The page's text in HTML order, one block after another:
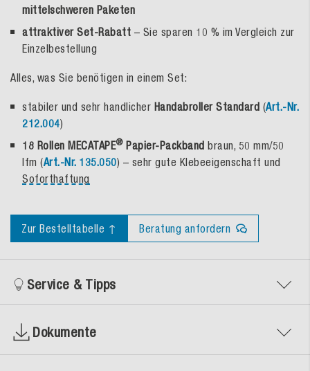
mittelschweren Paketen
attraktiver Set-Rabatt – Sie sparen 10 % im Vergleich zur
Einzelbestellung
Alles, was Sie benötigen in einem Set:
stabiler und sehr handlicher Handabroller Standard (Art.-Nr.
212.004)
18 Rollen MECATAPE®Papier-Packband braun, 50 mm/50
lfm (Art.-Nr. 135.050) – sehr gute Klebeeigenschaft und
Soforthaftung
Zur Bestelltabelle ↑ Beratung anfordern
Service & Tipps
Dokumente